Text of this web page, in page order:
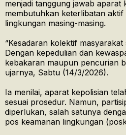
menjadi tanggung jawab aparat
membutuhkan keterlibatan aktif
lingkungan masing-masing.
“Kesadaran kolektif
Dengan kepedulian dan
kebakaran maupun pencurian
ujarnya, Sabtu (14/3/2026).
Ia menilai, aparat kepolisian
sesuai prosedur. Namun,
diperlukan, salah satunya
pos keamanan lingkungan